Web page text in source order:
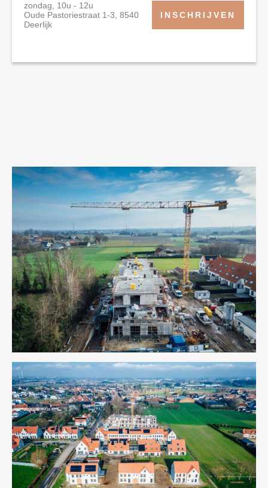
zondag, 10u - 12u
Oude Pastoriestraat 1-3, 8540
Deerlijk